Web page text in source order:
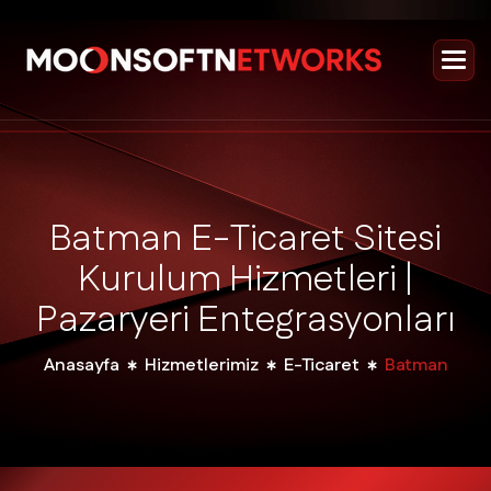
BatmanE-TicaretSitesi
KurulumHizmetleri |
PazaryeriEntegrasyonları
Anasayfa Hizmetlerimiz E-Ticaret Batman